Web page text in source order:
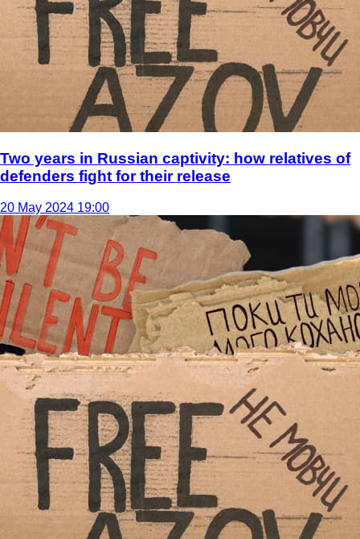
Two years in Russian captivity: how relatives of
defenders fight for their release
20 May 2024 19:00